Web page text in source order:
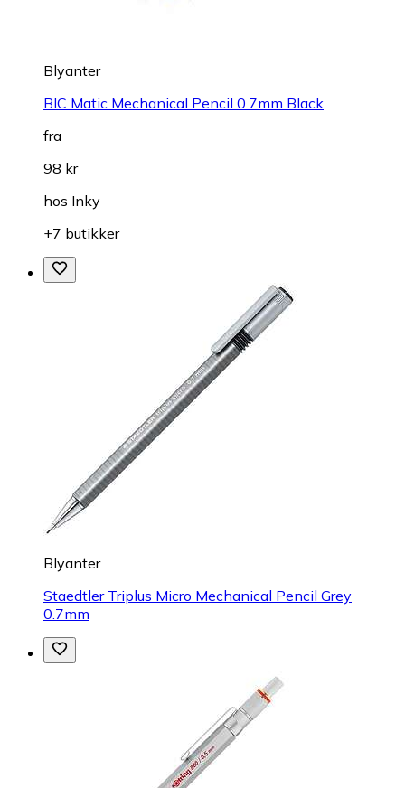
Blyanter
BIC Matic Mechanical Pencil 0.7mm Black
fra
98 kr
hos Inky
+7 butikker
Blyanter
Staedtler Triplus Micro Mechanical Pencil Grey
0.7mm